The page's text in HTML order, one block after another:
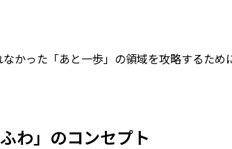
かった「あと一歩」の領域を攻略するた
わ」のコンセプト